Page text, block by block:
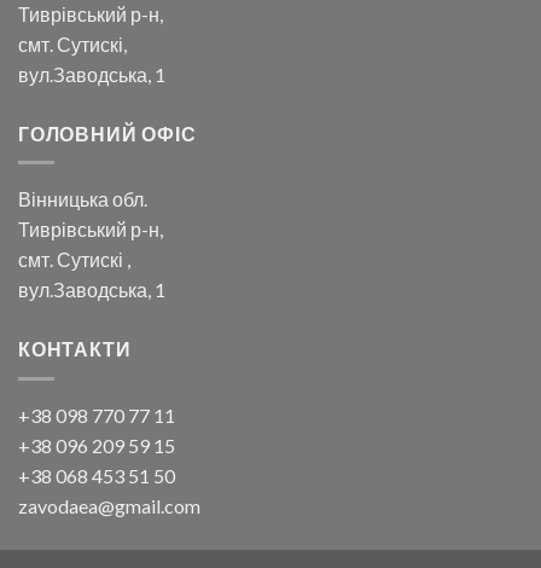
Тиврівський р-н,
смт. Сутискі,
вул.Заводська, 1
ГОЛОВНИЙ ОФІС
Вінницька обл.
Тиврівський р-н,
смт. Сутискі ,
вул.Заводська, 1
КОНТАКТИ
+38 098 770 77 11
+38 096 209 59 15
+38 068 453 51 50
zavodaea@gmail.com